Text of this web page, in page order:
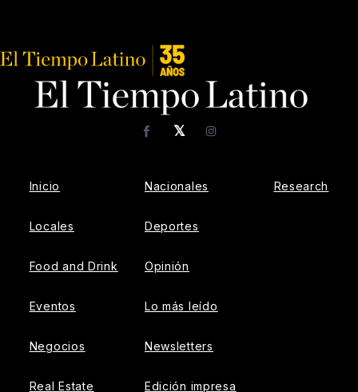
𝕏
FacebookInstagram
Inicio
Locales
Food and Drink
Eventos
Negocios
Real Estate
Nacionales
Deportes
Opinión
Lo más leído
Newsletters
Edición impresa
Research